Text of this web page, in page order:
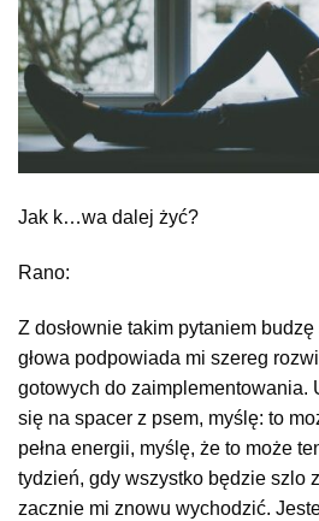
Jak k…wa dalej żyć?
Rano:
Z dosłownie takim pytaniem
głowa podpowiada mi szereg
gotowych do zaimplementowania.
się na spacer z psem, myślę: to
pełna energii, myślę, że to może
tydzień, gdy wszystko będzie szlo
zacznie mi znowu wychodzić.